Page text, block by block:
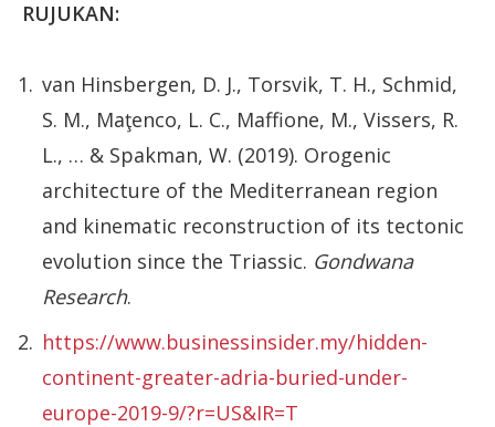
RUJUKAN:
van Hinsbergen, D. J., Torsvik, T. H., Schmid,
S. M., Maţenco, L. C., Maffione, M., Vissers, R.
L., … & Spakman, W. (2019). Orogenic
architecture of the Mediterranean region
and kinematic reconstruction of its tectonic
evolution since the Triassic. Gondwana
Research.
https://www.businessinsider.my/hidden-
continent-greater-adria-buried-under-
europe-2019-9/?r=US&IR=T